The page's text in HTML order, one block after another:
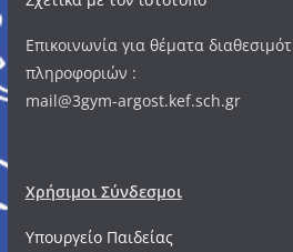
Επικοινωνία για θέματα
πληροφοριών :
mail@3gym-argost.kef.sch.gr
Χρήσιμοι Σύνδεσμοι
Υπουργείο Παιδείας